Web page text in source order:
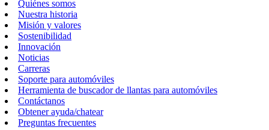
Quiénes somos
Nuestra historia
Misión y valores
Sostenibilidad
Innovación
Noticias
Carreras
Soporte para automóviles
Herramienta de buscador de llantas para automóviles
Contáctanos
Obtener ayuda/chatear
Preguntas frecuentes